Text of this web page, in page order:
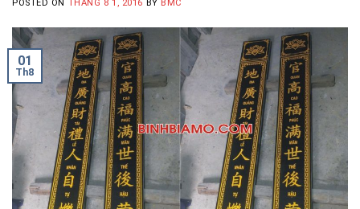
POSTED ON THÁNG 8 1, 2016 BY BMC
01
Th8